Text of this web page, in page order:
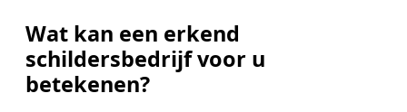
Wat kan een erkend
schildersbedrijf voor u
betekenen?